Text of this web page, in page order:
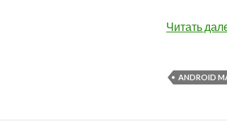
Читать
ANDROID